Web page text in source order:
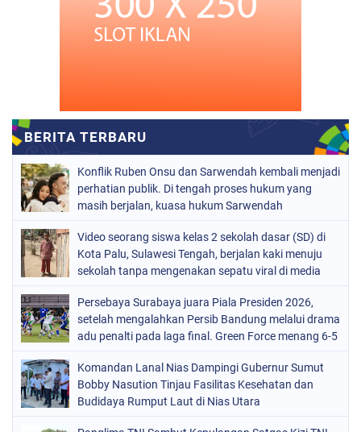
Konflik Ruben Onsu dan Sarwendah kembali menjadi
perhatian publik. Di tengah proses hukum yang
masih berjalan, kuasa hukum Sarwendah
Video seorang siswa kelas 2 sekolah dasar (SD) di
Kota Palu, Sulawesi Tengah, berjalan kaki menuju
sekolah tanpa mengenakan sepatu viral di media
Persebaya Surabaya juara Piala Presiden 2026,
setelah mengalahkan Persib Bandung melalui drama
adu penalti pada laga final. Green Force menang 6-5
menit
Komandan Lanal Nias Dampingi Gubernur Sumut
Bobby Nasution Tinjau Fasilitas Kesehatan dan
Budidaya Rumput Laut di Nias Utara